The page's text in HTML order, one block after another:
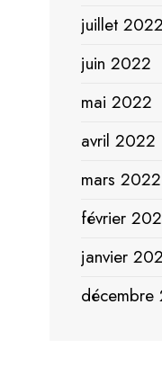
juillet 2022
juin 2022
mai 2022
avril 2022
mars 2022
février
janvier
décembre